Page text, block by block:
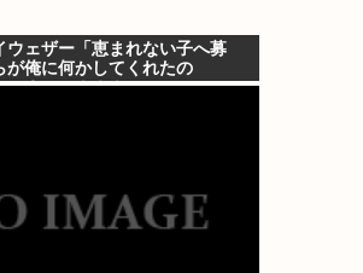
ウェザー「恵まれない子へ募
が俺に何かしてくれたの
・？」⇒！！！